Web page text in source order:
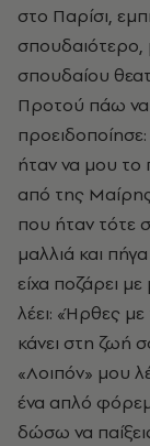
στο Παρίσι,
σπουδαιότερο,
σπουδαίου
Προτού πάω να
ήταν να μου το
από της
που ήταν τότε
μαλλιά και
είχα ποζάρει
λέει: «Ήρθες
κάνει στη ζωή
«Λοιπόν» μου
ένα απλό
δώσω να